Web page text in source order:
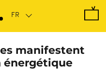
manifestent
énergétique